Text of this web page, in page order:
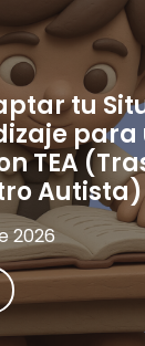
tu
para
TEA
Autista)
2026